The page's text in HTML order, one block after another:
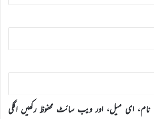
نام، ای میل، اور ویب سائٹ محفوظ رکھیں اگلی